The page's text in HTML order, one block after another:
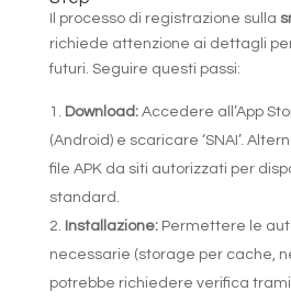
Il processo di registrazione sulla
richiede attenzione ai dettagli
futuri. Seguire questi passi:
Download:Accedere all’App
(Android) e scaricare ‘SNAI’.
file APK da siti autorizzati per
standard.
Installazione:Permettere le
necessarie (storage per cache,
potrebbe richiedere verifica